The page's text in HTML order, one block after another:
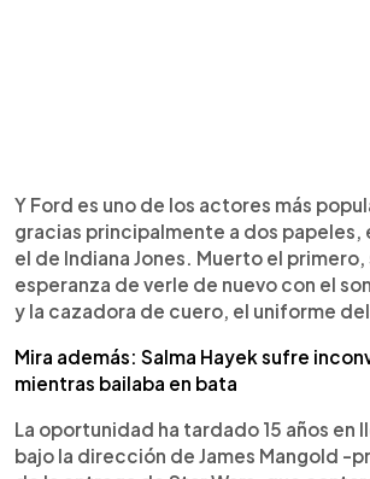
Y Ford es uno de los actores más
gracias principalmente a dos papeles,
el de Indiana Jones. Muerto el
esperanza de verle de nuevo con el
y la cazadora de cuero, el uniforme
Mira además: Salma Hayek sufre
mientras bailaba en bata
La oportunidad ha tardado 15 años en
bajo la dirección de James Mangold -